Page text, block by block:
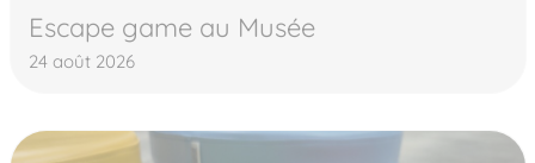
Escape game au Musée
24 août 2026